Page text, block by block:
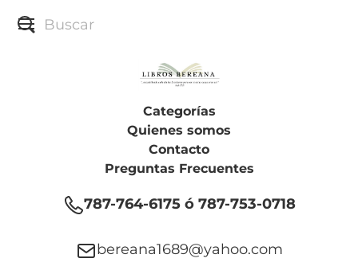
Categorías
Quienes somos
Contacto
Preguntas Frecuentes
787-764-6175 ó 787-753-0718
bereana1689@yahoo.com